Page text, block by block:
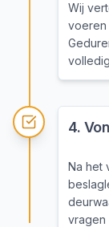
Wij
voeren
4.
Na het
vragen